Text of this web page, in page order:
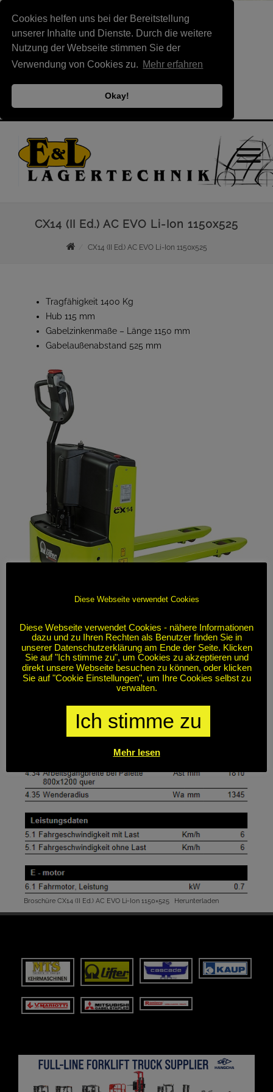
Cookies helfen uns bei der Bereitstellung
unserer Inhalte und Dienste. Durch die weitere
Nutzung der Webseite stimmen Sie der
Verwendung von Cookies zu. Mehr erfahren
Okay!
CX14 (II Ed.) AC EVO Li-Ion 1150x525
CX14 (II Ed.) AC EVO Li-Ion 1150x525
Tragfähigkeit 1400 Kg
Hub 115 mm
Gabelzinkenmaße – Länge 1150 mm
Gabelaußenabstand 525 mm
Broschüre CX14 (II Ed.) AC EVO Li-Ion 1150×525 Herunterladen
Diese Webseite verwendet Cookies
Diese Webseite verwendet Cookies - nähere Informationen
dazu und zu Ihren Rechten als Benutzer finden Sie in
unserer Datenschutzerklärung am Ende der Seite. Klicken
Sie auf "Ich stimme zu", um Cookies zu akzeptieren und
direkt unsere Webseite besuchen zu können, oder klicken
Sie auf "Cookie Einstellungen", um Ihre Cookies selbst zu
verwalten.
Ich stimme zu
Mehr lesen